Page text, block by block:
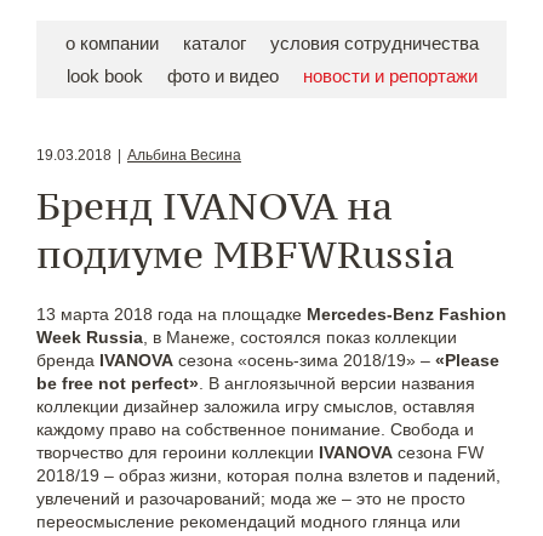
о компании каталог
условия сотрудничества
look book
фото и видео новости и репортажи
19.03.2018 Альбина Весина
Бренд IVANOVA на
подиуме MBFWRussia
13 марта 2018 года на площадке Mercedes-Benz Fashion
Week Russia , в Манеже, состоялся показ коллекции
бренда IVANOVA сезона «осень-зима 2018/19» – «Please
be free not perfect» . В англоязычной версии названия
коллекции дизайнер заложила игру смыслов, оставляя
каждому право на собственное понимание. Свобода и
творчество для героини коллекции IVANOVA сезона FW
2018/19 – образ жизни, которая полна взлетов и падений,
увлечений и разочарований; мода же – это не просто
переосмысление рекомендаций модного глянца или